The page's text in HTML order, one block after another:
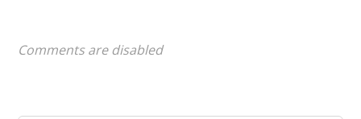
Comments are disabled